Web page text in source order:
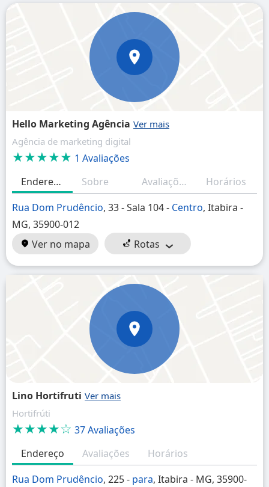
Hello Marketing Agência
Agência de marketing digital
★★★★★ 1 Avaliações
Endereço
Sobre Avaliações
Horários
Rua Dom Prudêncio, 33 - Sala 104 - Centro, Itabira -
MG, 35900-012
Ver no mapa
Rotas
Lino Hortifruti
Hortifrúti
★★★★☆ 37 Avaliações
Endereço
Avaliações
Horários
Rua Dom Prudêncio, 225 - para, Itabira - MG, 35900-